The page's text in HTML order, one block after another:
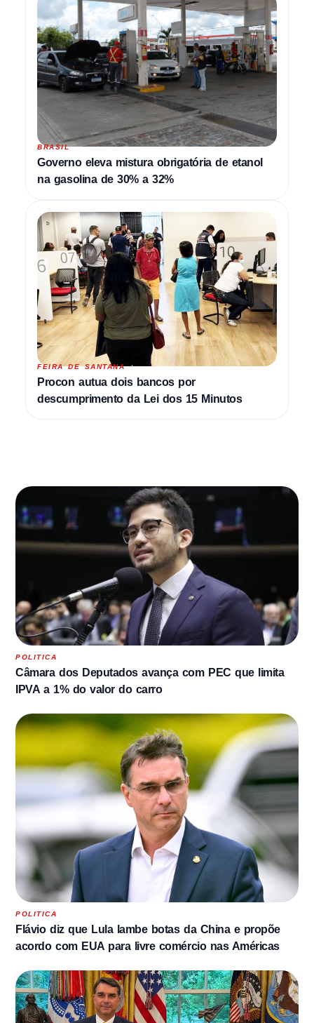
BRASIL
Governo eleva mistura obrigatória de etanol
na gasolina de 30% a 32%
FEIRA DE SANTANA
Procon autua dois bancos por
descumprimento da Lei dos 15 Minutos
POLITICA
Câmara dos Deputados avança com PEC que limita
IPVA a 1% do valor do carro
POLITICA
Flávio diz que Lula lambe botas da China e propõe
acordo com EUA para livre comércio nas Américas